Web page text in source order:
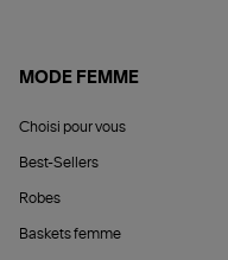
MODE FEMME
Choisi pour vous
Best-Sellers
Robes
Baskets femme